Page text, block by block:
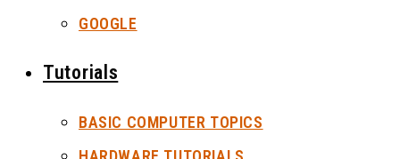
GOOGLE
Tutorials
BASIC COMPUTER TOPICS